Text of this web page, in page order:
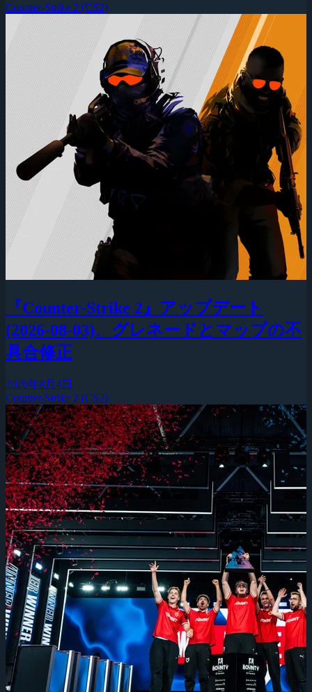
Counter-Strike 2 (CS2)
『Counter-Strike 2』アップデート
(2026-08-03)、グレネードとマップの不
具合修正
2026年8月4日
Counter-Strike 2 (CS2)